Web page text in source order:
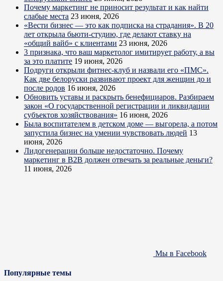
Почему маркетинг не приносит результат и как найти
слабые места 23 июня, 2026
«Вести бизнес — это как подписка на страдания». В 20
лет открыла бьюти-студию, где делают ставку на
«общий вайб» с клиентами 23 июня, 2026
3 признака, что ваш маркетолог имитирует работу, а вы
за это платите 19 июня, 2026
Подруги открыли фитнес-клуб и назвали его «ПМС».
Как две белоруски развивают проект для женщин до и
после родов 16 июня, 2026
Обновить уставы и раскрыть бенефициаров. Разбираем
закон «О государственной регистрации и ликвидации
субъектов хозяйствования» 16 июня, 2026
Была воспитателем в детском доме — выгорела, а потом
запустила бизнес на умении чувствовать людей 13
июня, 2026
Лидогенерации больше недостаточно. Почему
маркетинг в B2B должен отвечать за реальные деньги?
11 июня, 2026
Мы в Facebook
Популярные темы